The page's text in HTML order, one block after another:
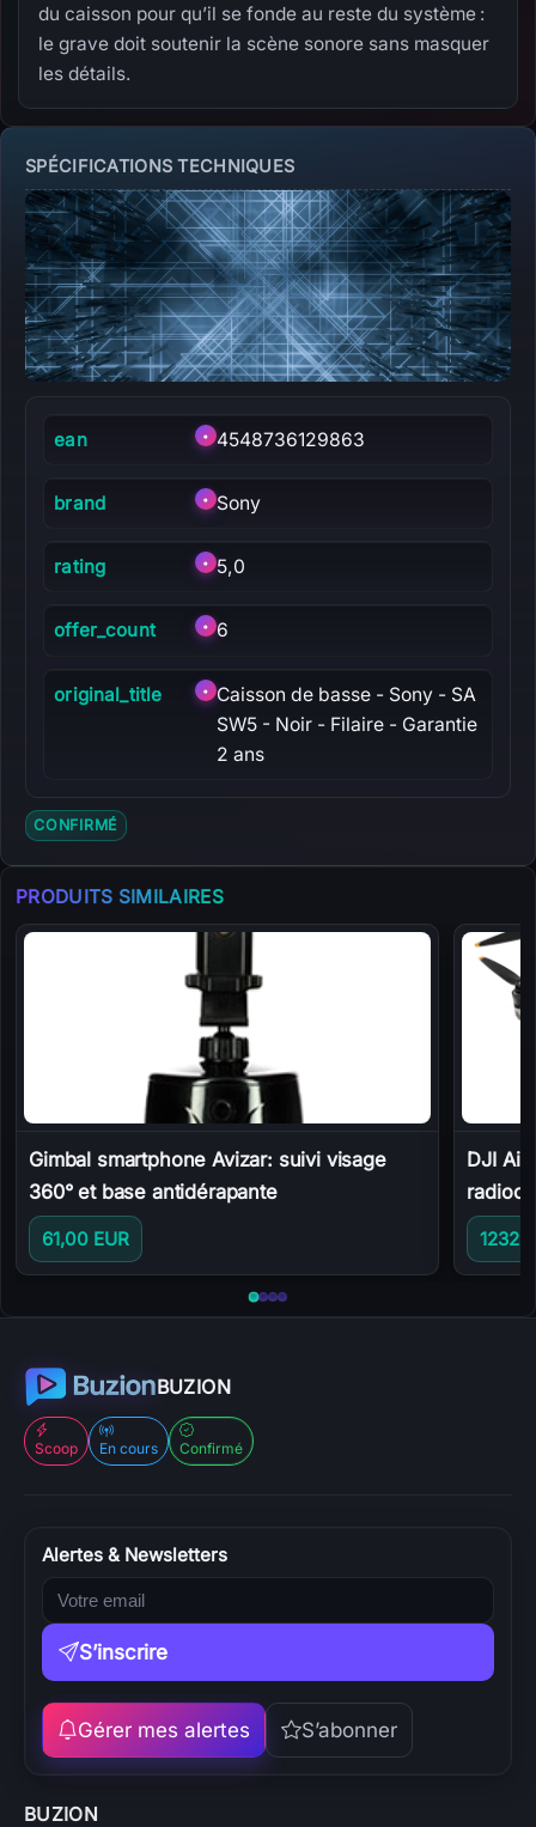
du caisson pour qu’il se fonde au reste du système :
le grave doit soutenir la scène sonore sans masquer
les détails.
SPÉCIFICATIONS TECHNIQUES
ean • 4548736129863
brand • Sony
rating • 5,0
offer_count • 6
original_title • Caisson de basse - Sony - SA
SW5 - Noir - Filaire - Garantie
2 ans
CONFIRMÉ
PRODUITS SIMILAIRES
Gimbal smartphone Avizar: suivi visage
360° et base antidérapante
61,00 EUR
DJI Air
Aller à Gimbal
Aller à DJI Air 3: drone
Aller à DJI Avata Explorer
Aller à Logitech G923
BUZION
Scoop En cours Confirmé
Alertes & Newsletters
S’inscrire
Gérer mes alertes S’abonner
BUZION